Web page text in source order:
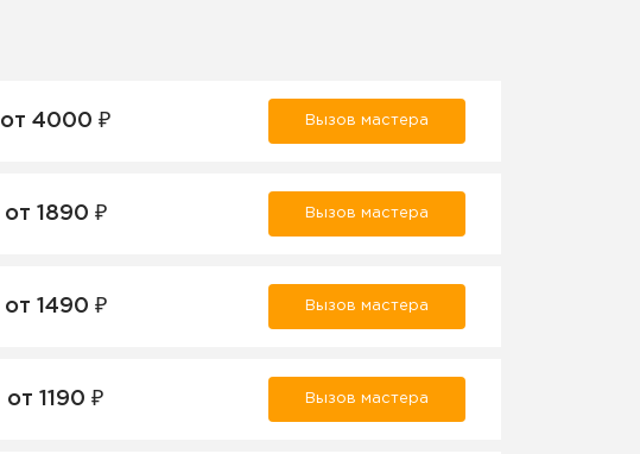
от 4000 ₽ Вызов мастера
от 1890 ₽ Вызов мастера
от 1490 ₽ Вызов мастера
от 1190 ₽ Вызов мастера